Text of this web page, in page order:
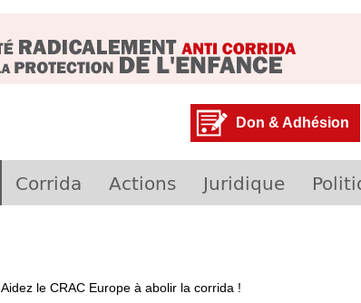
Don & Adhésion
Corrida Actions Juridique
Aidez le CRAC Europe à abolir la corrida !